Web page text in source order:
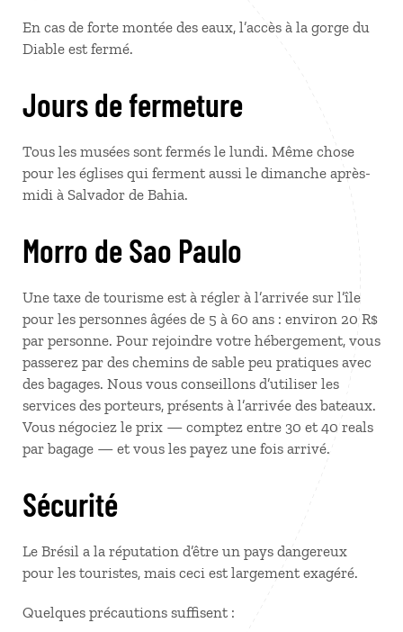
En cas de forte montée des eaux, l’accès à la gorge du
Diable est fermé.
Jours de fermeture
Tous les musées sont fermés le lundi. Même chose
pour les églises qui ferment aussi le dimanche après-
midi à Salvador de Bahia.
Morro de Sao Paulo
Une taxe de tourisme est à régler à l’arrivée sur l’île
pour les personnes âgées de 5 à 60 ans : environ 20 R$
par personne. Pour rejoindre votre hébergement, vous
passerez par des chemins de sable peu pratiques avec
des bagages. Nous vous conseillons d’utiliser les
services des porteurs, présents à l’arrivée des bateaux.
Vous négociez le prix — comptez entre 30 et 40 reals
par bagage — et vous les payez une fois arrivé.
Sécurité
Le Brésil a la réputation d’être un pays dangereux
pour les touristes, mais ceci est largement exagéré.
Quelques précautions suffisent :